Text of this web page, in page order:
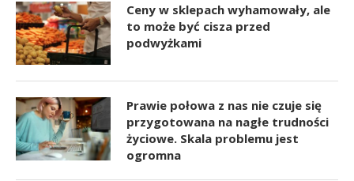
Ceny w sklepach wyhamowały, ale
to może być cisza przed
podwyżkami
Prawie połowa z nas nie czuje się
przygotowana na nagłe trudności
życiowe. Skala problemu jest
ogromna